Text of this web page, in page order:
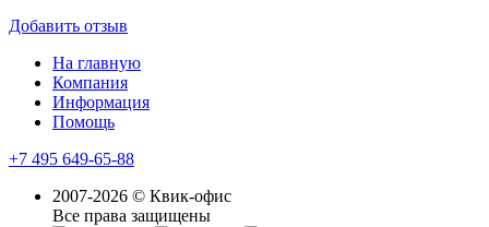
Добавить отзыв
На главную
Компания
Информация
Помощь
+7 495 649-65-88
2007-2026 © Квик-офис
Все права защищены